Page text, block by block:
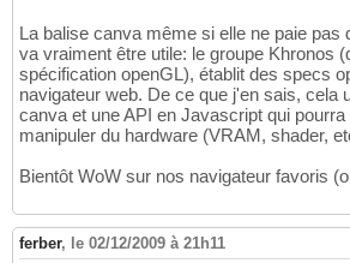
La balise canva même si elle ne paie pas
va vraiment être utile: le groupe Khronos
spécification openGL), établit des specs
navigateur web. De ce que j'en sais, cela
canva et une API en Javascript qui
manipuler du hardware (VRAM, shader,
Bientôt WoW sur nos navigateur favoris
ferber, le 02/12/2009 à 21h11